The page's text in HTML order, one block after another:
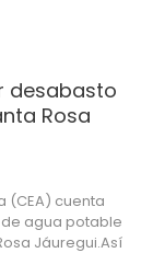
desabasto
Rosa
(CEA) cuenta
agua potable
Jáuregui.Así